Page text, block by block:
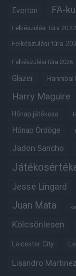
Everton FA-
Felkészülési túra 2022
Felkészülési túra
Felkészülési túra 2026
Glazer Hannibal
Harry Maguire
Hónap játékosa
Hónap Ördöge
Jadon Sancho
Jesse Lingard
Juan Mata
Kölcsönlesen
Leicester City
Lisandro Martinez